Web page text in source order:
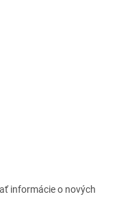
informácie o nových